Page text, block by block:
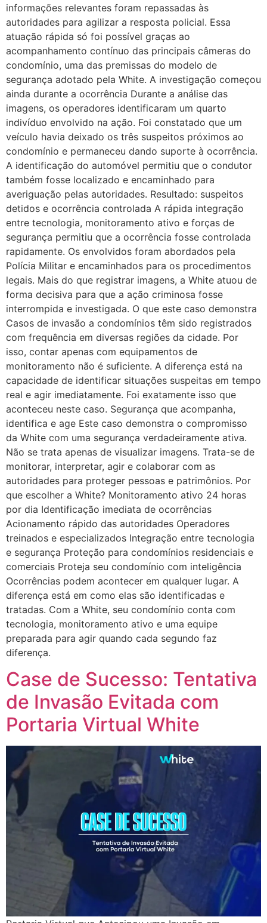
informações relevantes foram repassadas às
autoridades para agilizar a resposta policial. Essa
atuação rápida só foi possível graças ao
acompanhamento contínuo das principais câmeras do
condomínio, uma das premissas do modelo de
segurança adotado pela White. A investigação começou
ainda durante a ocorrência Durante a análise das
imagens, os operadores identificaram um quarto
indivíduo envolvido na ação. Foi constatado que um
veículo havia deixado os três suspeitos próximos ao
condomínio e permaneceu dando suporte à ocorrência.
A identificação do automóvel permitiu que o condutor
também fosse localizado e encaminhado para
averiguação pelas autoridades. Resultado: suspeitos
detidos e ocorrência controlada A rápida integração
entre tecnologia, monitoramento ativo e forças de
segurança permitiu que a ocorrência fosse controlada
rapidamente. Os envolvidos foram abordados pela
Polícia Militar e encaminhados para os procedimentos
legais. Mais do que registrar imagens, a White atuou de
forma decisiva para que a ação criminosa fosse
interrompida e investigada. O que este caso demonstra
Casos de invasão a condomínios têm sido registrados
com frequência em diversas regiões da cidade. Por
isso, contar apenas com equipamentos de
monitoramento não é suficiente. A diferença está na
capacidade de identificar situações suspeitas em tempo
real e agir imediatamente. Foi exatamente isso que
aconteceu neste caso. Segurança que acompanha,
identifica e age Este caso demonstra o compromisso
da White com uma segurança verdadeiramente ativa.
Não se trata apenas de visualizar imagens. Trata-se de
monitorar, interpretar, agir e colaborar com as
autoridades para proteger pessoas e patrimônios. Por
que escolher a White? Monitoramento ativo 24 horas
por dia Identificação imediata de ocorrências
Acionamento rápido das autoridades Operadores
treinados e especializados Integração entre tecnologia
e segurança Proteção para condomínios residenciais e
comerciais Proteja seu condomínio com inteligência
Ocorrências podem acontecer em qualquer lugar. A
diferença está em como elas são identificadas e
tratadas. Com a White, seu condomínio conta com
tecnologia, monitoramento ativo e uma equipe
preparada para agir quando cada segundo faz
diferença.
Case de Sucesso: Tentativa
de Invasão Evitada com
Portaria Virtual White